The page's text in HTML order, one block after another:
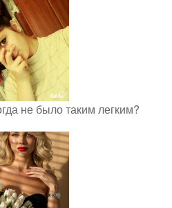
не было таким легким?